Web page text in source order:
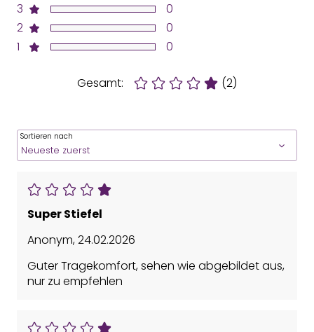
3
2
1
0
0
0
Gesamt: (2)
Sortieren nach
Super Stiefel
Anonym,24.02.2026
Guter Tragekomfort, sehen wie abgebildet aus,
nur zu empfehlen